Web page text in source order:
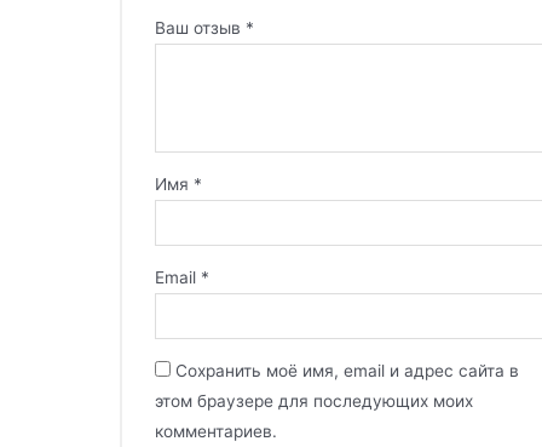
Ваш отзыв *
Имя *
Email *
Сохранить моё имя, email и адрес сайта в
этом браузере для последующих моих
комментариев.